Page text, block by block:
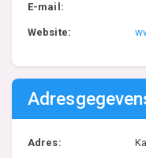
E-mail:
Website:
Adres: